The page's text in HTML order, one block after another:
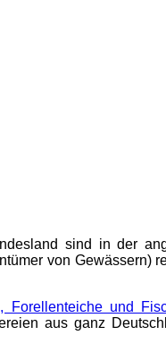
sind in der
von Gewässern)
Forellenteiche und
aus ganz